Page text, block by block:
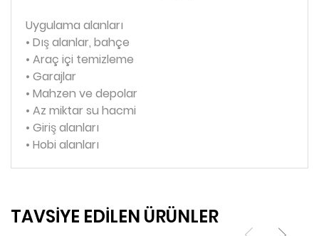
Uygulama alanları
• Dış alanlar, bahçe
• Araç içi temizleme
• Garajlar
• Mahzen ve depolar
• Az miktar su hacmi
• Giriş alanları
• Hobi alanları
TAVSİYE EDİLEN ÜRÜNLER